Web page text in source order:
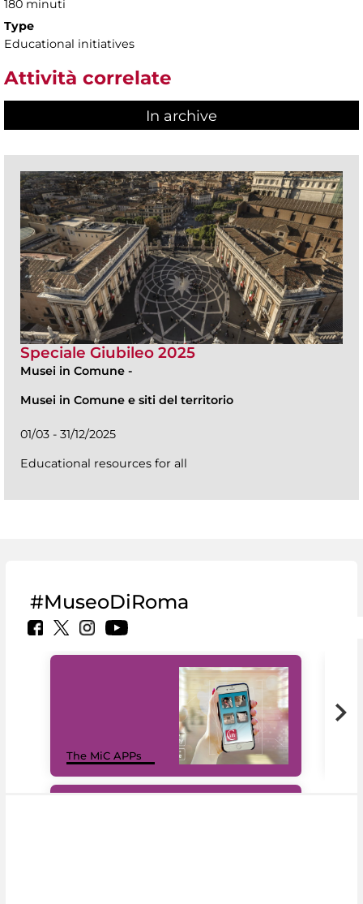
180 minuti
Type
Educational initiatives
Attività correlate
In archive
Speciale Giubileo 2025
Musei in Comune -
Musei in Comune e siti del territorio
01/03 - 31/12/2025
Educational resources for all
#MuseoDiRoma
The MiC APPs